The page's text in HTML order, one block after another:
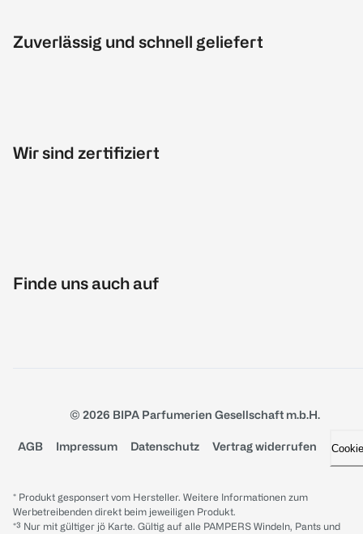
Zuverlässig und schnell geliefert
Wir sind zertifiziert
Finde uns auch auf
© 2026 BIPA Parfumerien Gesellschaft m.b.H.
AGB Impressum Datenschutz Vertrag widerrufen
* Produkt gesponsert vom Hersteller. Weitere Informationen zum
Werbetreibenden direkt beim jeweiligen Produkt.
*³ Nur mit gültiger jö Karte. Gültig auf alle PAMPERS Windeln, Pants und